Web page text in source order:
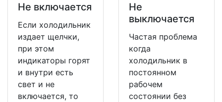
Не включается
Если холодильник
издает щелчки,
при этом
индикаторы горят
и внутри есть
свет и не
включается, то
Не
выключается
Частая проблема
когда
холодильник в
постоянном
рабочем
состоянии без